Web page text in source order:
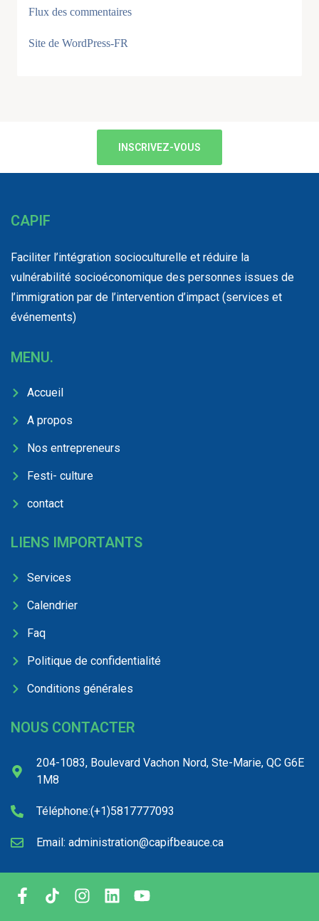
Flux des commentaires
Site de WordPress-FR
INSCRIVEZ-VOUS
CAPIF
Faciliter l’intégration socioculturelle et réduire la
vulnérabilité socioéconomique des personnes issues de
l’immigration par de l’intervention d’impact (services et
événements)
MENU.
Accueil
A propos
Nos entrepreneurs
Festi- culture
contact
LIENS IMPORTANTS
Services
Calendrier
Faq
Politique de confidentialité
Conditions générales
NOUS CONTACTER
204-1083, Boulevard Vachon Nord, Ste-Marie, QC G6E
1M8
Téléphone:(+1)5817777093
Email: administration@capifbeauce.ca ​